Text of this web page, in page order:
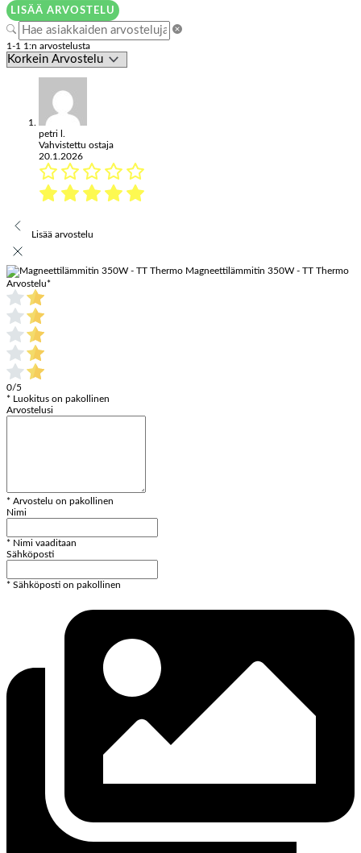
LISÄÄ ARVOSTELU
1-1 1:n arvostelusta
petri l.
Vahvistettu ostaja
20.1.2026
Lisää arvostelu
Magneettilämmitin 350W - TT Thermo
Arvostelu*
0/5
* Luokitus on pakollinen
Arvostelusi
* Arvostelu on pakollinen
Nimi
* Nimi vaaditaan
Sähköposti
* Sähköposti on pakollinen